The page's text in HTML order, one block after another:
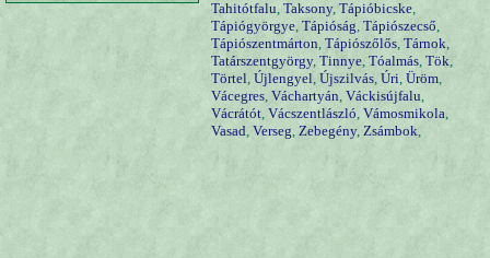
Tahitótfalu, Taksony, Tápióbicske,
Tápiógyörgye, Tápióság, Tápiószecső,
Tápiószentmárton, Tápiószőlős, Tárnok,
Tatárszentgyörgy, Tinnye, Tóalmás, Tök,
Törtel, Újlengyel, Újszilvás, Úri, Üröm,
Vácegres, Váchartyán, Váckisújfalu,
Vácrátót, Vácszentlászló, Vámosmikola,
Vasad, Verseg, Zebegény, Zsámbok,